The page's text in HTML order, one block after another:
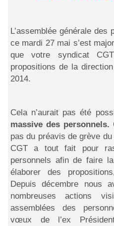
L’assemblée générale des
ce mardi 27 mai s’est
que votre syndicat
propositions de la
2014.
Cela n’aurait pas été
massive des personnels.
pas du préavis de grève
CGT a tout fait pour
personnels afin de faire
élaborer des
Depuis décembre nous
nombreuses actions
assemblées des
vœux de l’ex